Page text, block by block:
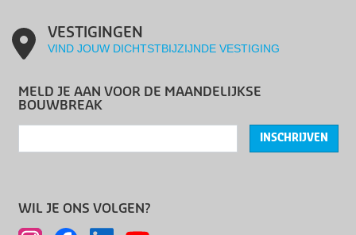
VESTIGINGEN
VIND JOUW DICHTSTBIJZIJNDE VESTIGING
MELD JE AAN VOOR DE MAANDELIJKSE
BOUWBREAK
INSCHRIJVEN
WIL JE ONS VOLGEN?